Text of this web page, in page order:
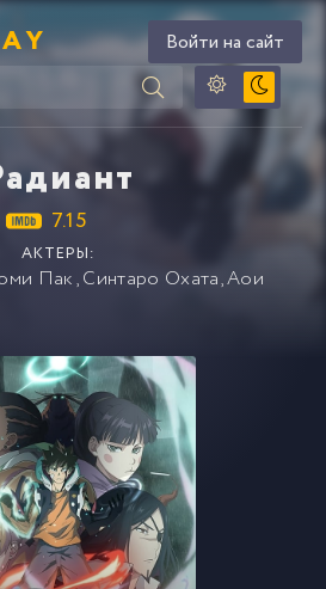
Войти на сайт
7.15
АКТЕРЫ:
Пак,Синтаро Охата,Аои